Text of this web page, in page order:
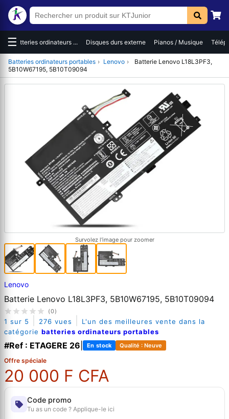
☰
ordinateurs ... Disques durs externe Pianos / Musique Téléphones /
Batteries ordinateurs portables › Lenovo ›
Batterie Lenovo L18L3PF3,
5B10W67195, 5B10T09094
Survolez l'image pour zoomer
Lenovo
Batterie Lenovo L18L3PF3, 5B10W67195, 5B10T09094
(0)
1 sur 5 276 vues
L'un des meilleures vente dans la
catégorie batteries ordinateurs portables
#Ref : ETAGERE 26 En stock Qualité : Neuve
Offre spéciale
20 000 F CFA
Code promo
Tu as un code ? Applique-le ici